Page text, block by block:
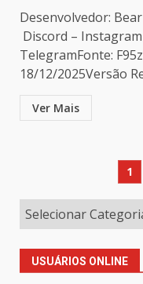
Desenvolvedor:
Discord –
TelegramFonte:
18/12/2025Versão
Ver Mais
de
1
USUÁRIOS ONLINE